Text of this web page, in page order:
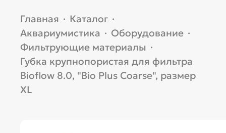
Главная · Каталог ·
Аквариумистика · Оборудование ·
Фильтрующие материалы ·
Губка крупнопористая для фильтра
Bioflow 8.0, "Bio Plus Coarse", размер
XL